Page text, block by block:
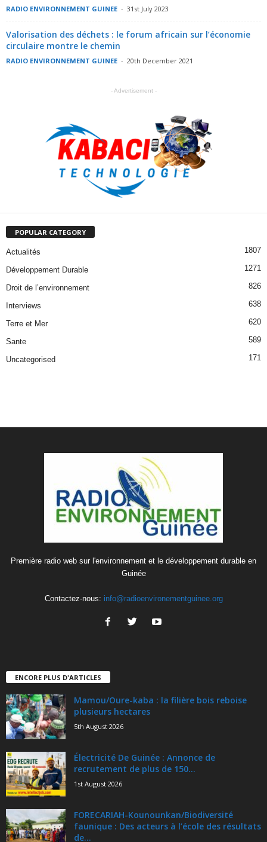
RADIO ENVIRONNEMENT GUINEE - 31st July 2023
Valorisation des déchets : le forum africain sur l’économie
circulaire montre le chemin
RADIO ENVIRONNEMENT GUINEE - 20th December 2021
- Advertisement -
POPULAR CATEGORY
Actualités 1807
Développement Durable 1271
Droit de l’environnement 826
Interviews 638
Terre et Mer 620
Sante 589
Uncategorised 171
Première radio web sur l'environnement et le développement durable en
Guinée
Contactez-nous: info@radioenvironementguinee.org
ENCORE PLUS D'ARTICLES
Mamou/Oure-kaba : la filière bois reboise
plusieurs hectares
5th August 2026
Électricité De Guinée : Annonce de
recrutement de plus de 150...
1st August 2026
FORECARIAH-Kounounkan/Biodiversité
faunique : Des acteurs à l’école des résultats
de...